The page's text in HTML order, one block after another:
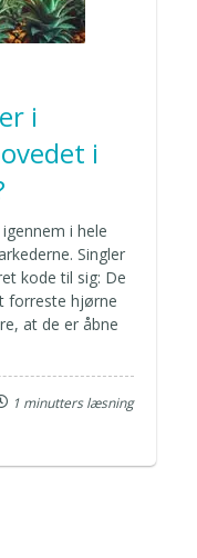
i
i
i hele
Singler
kode til sig: De
forreste hjørne
at de er åbne
1 minutters læsning